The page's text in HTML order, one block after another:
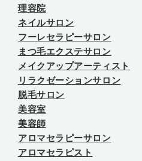
理容院
ネイルサロン
フーレセラピーサロン
まつ毛エクステサロン
メイクアップアーティスト
リラクゼーションサロン
脱毛サロン
美容室
美容師
アロマセラピーサロン
アロマセラピスト